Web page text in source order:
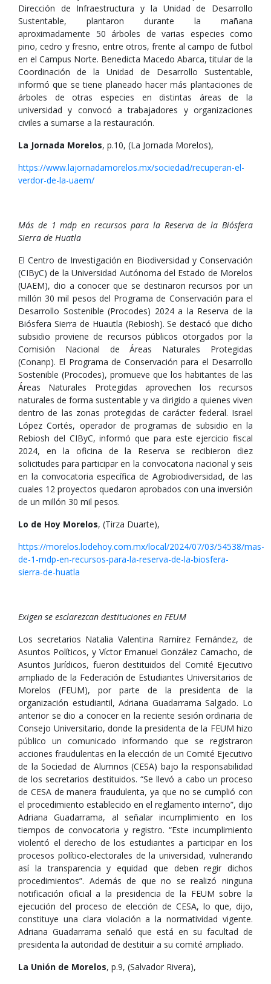
Dirección de Infraestructura y la Unidad de Desarrollo
Sustentable, plantaron durante la mañana
aproximadamente 50 árboles de varias especies como
pino, cedro y fresno, entre otros, frente al campo de futbol
en el Campus Norte. Benedicta Macedo Abarca, titular de la
Coordinación de la Unidad de Desarrollo Sustentable,
informó que se tiene planeado hacer más plantaciones de
árboles de otras especies en distintas áreas de la
universidad y convocó a trabajadores y organizaciones
civiles a sumarse a la restauración.
La Jornada Morelos, p.10, (La Jornada Morelos),
https://www.lajornadamorelos.mx/sociedad/recuperan-el-
verdor-de-la-uaem/
Más de 1 mdp en recursos para la Reserva de la Biósfera
Sierra de Huatla
El Centro de Investigación en Biodiversidad y Conservación
(CIByC) de la Universidad Autónoma del Estado de Morelos
(UAEM), dio a conocer que se destinaron recursos por un
millón 30 mil pesos del Programa de Conservación para el
Desarrollo Sostenible (Procodes) 2024 a la Reserva de la
Biósfera Sierra de Huautla (Rebiosh). Se destacó que dicho
subsidio proviene de recursos públicos otorgados por la
Comisión Nacional de Áreas Naturales Protegidas
(Conanp). El Programa de Conservación para el Desarrollo
Sostenible (Procodes), promueve que los habitantes de las
Áreas Naturales Protegidas aprovechen los recursos
naturales de forma sustentable y va dirigido a quienes viven
dentro de las zonas protegidas de carácter federal. Israel
López Cortés, operador de programas de subsidio en la
Rebiosh del CIByC, informó que para este ejercicio fiscal
2024, en la oficina de la Reserva se recibieron diez
solicitudes para participar en la convocatoria nacional y seis
en la convocatoria específica de Agrobiodiversidad, de las
cuales 12 proyectos quedaron aprobados con una inversión
de un millón 30 mil pesos.
Lo de Hoy Morelos, (Tirza Duarte),
https://morelos.lodehoy.com.mx/local/2024/07/03/54538/mas-
de-1-mdp-en-recursos-para-la-reserva-de-la-biosfera-
sierra-de-huatla
Exigen se esclarezcan destituciones en FEUM
Los secretarios Natalia Valentina Ramírez Fernández, de
Asuntos Políticos, y Víctor Emanuel González Camacho, de
Asuntos Jurídicos, fueron destituidos del Comité Ejecutivo
ampliado de la Federación de Estudiantes Universitarios de
Morelos (FEUM), por parte de la presidenta de la
organización estudiantil, Adriana Guadarrama Salgado. Lo
anterior se dio a conocer en la reciente sesión ordinaria de
Consejo Universitario, donde la presidenta de la FEUM hizo
público un comunicado informando que se registraron
acciones fraudulentas en la elección de un Comité Ejecutivo
de la Sociedad de Alumnos (CESA) bajo la responsabilidad
de los secretarios destituidos. “Se llevó a cabo un proceso
de CESA de manera fraudulenta, ya que no se cumplió con
el procedimiento establecido en el reglamento interno”, dijo
Adriana Guadarrama, al señalar incumplimiento en los
tiempos de convocatoria y registro. “Este incumplimiento
violentó el derecho de los estudiantes a participar en los
procesos político-electorales de la universidad, vulnerando
así la transparencia y equidad que deben regir dichos
procedimientos”. Además de que no se realizó ninguna
notificación oficial a la presidencia de la FEUM sobre la
ejecución del proceso de elección de CESA, lo que, dijo,
constituye una clara violación a la normatividad vigente.
Adriana Guadarrama señaló que está en su facultad de
presidenta la autoridad de destituir a su comité ampliado.
La Unión de Morelos, p.9, (Salvador Rivera),